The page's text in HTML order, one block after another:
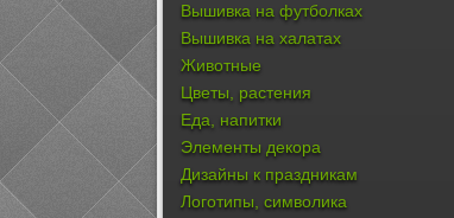
Вышивка на футболках
Вышивка на халатах
Животные
Цветы, растения
Еда, напитки
Элементы декора
Дизайны к праздникам
Логотипы, символика